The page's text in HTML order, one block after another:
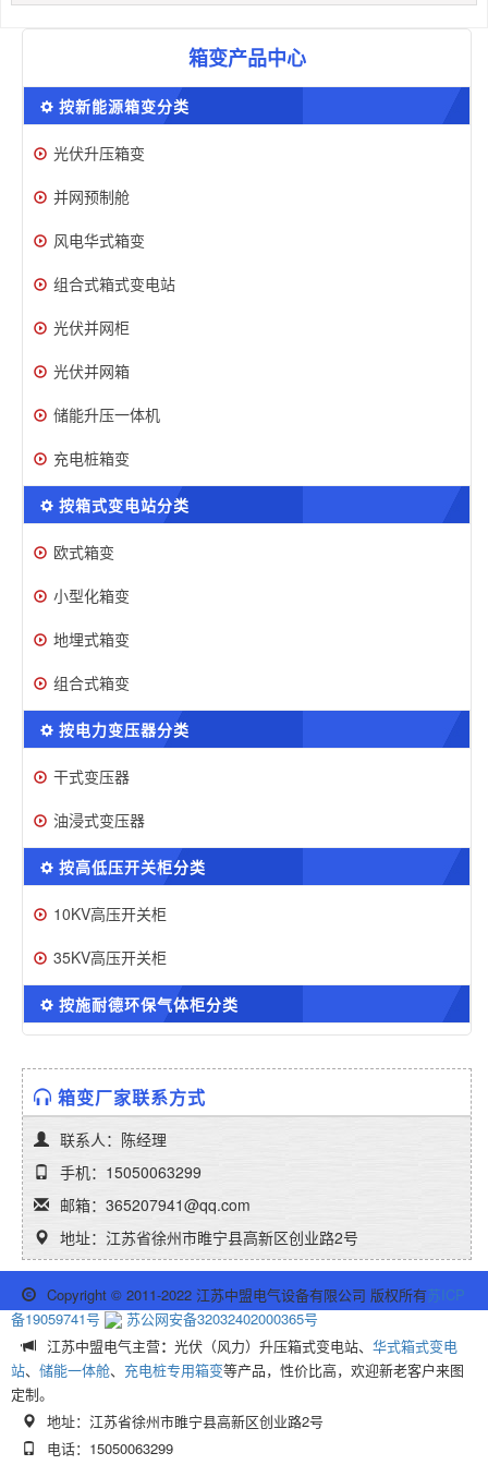
箱变产品中心
按新能源箱变分类
光伏升压箱变
并网预制舱
风电华式箱变
组合式箱式变电站
光伏并网柜
光伏并网箱
储能升压一体机
充电桩箱变
按箱式变电站分类
欧式箱变
小型化箱变
地埋式箱变
组合式箱变
按电力变压器分类
干式变压器
油浸式变压器
按高低压开关柜分类
10KV高压开关柜
35KV高压开关柜
按施耐德环保气体柜分类
箱变厂家联系方式
联系人：陈经理
手机：15050063299
邮箱：365207941@qq.com
地址：江苏省徐州市睢宁县高新区创业路2号
Copyright © 2011-2022 江苏中盟电气设备有限公司 版权所有苏ICP
备19059741号
苏公网安备32032402000365号
江苏中盟电气主营： 光伏（风力）升压箱式变电站、 华式箱式变电
站、 储能一体舱、 充电桩专用箱变等产品，性价比高，欢迎新老客户来图
定制。
地址：江苏省徐州市睢宁县高新区创业路2号
电话：15050063299